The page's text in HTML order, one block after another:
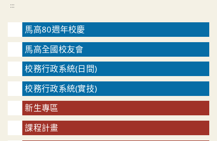
:::
馬高80週年校慶
馬高全國校友會
校務行政系統(日間)
校務行政系統(實技)
新生專區
課程計畫